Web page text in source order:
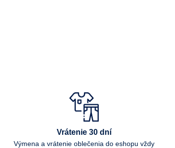
Vrátenie 30 dní
Výmena a vrátenie oblečenia do eshopu vždy